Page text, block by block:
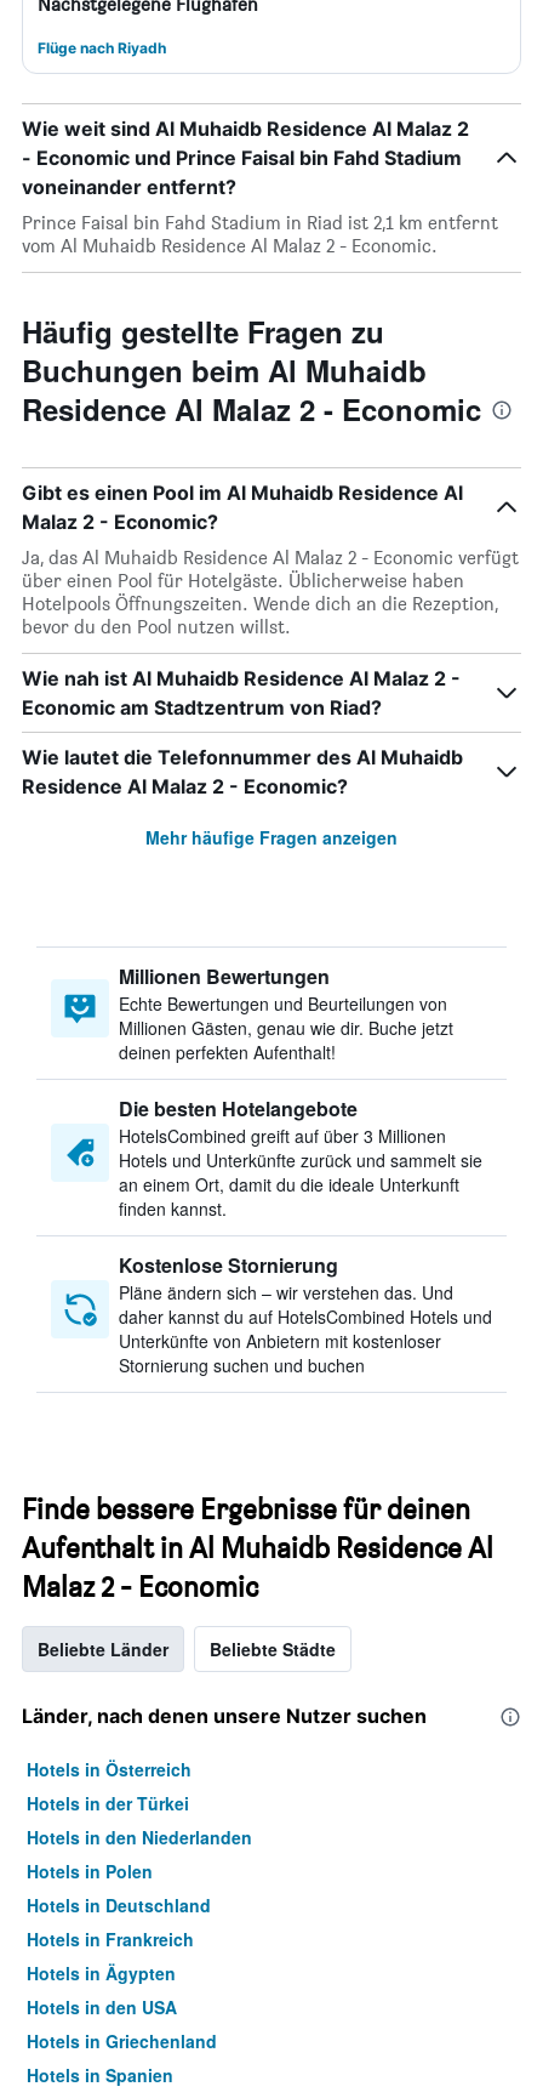
Flüge nach Riyadh
Wie weit sind Al Muhaidb Residence Al Malaz 2
- Economic und Prince Faisal bin Fahd Stadium
voneinander entfernt?
Prince Faisal bin Fahd Stadium in Riad ist 2,1 km entfernt
vom Al Muhaidb Residence Al Malaz 2 - Economic.
Häufig gestellte Fragen zu
Buchungen beim Al Muhaidb
Residence Al Malaz 2 - Economic
Gibt es einen Pool im Al Muhaidb Residence Al
Malaz 2 - Economic?
Ja, das Al Muhaidb Residence Al Malaz 2 - Economic verfügt
über einen Pool für Hotelgäste. Üblicherweise haben
Hotelpools Öffnungszeiten. Wende dich an die Rezeption,
bevor du den Pool nutzen willst.
Wie nah ist Al Muhaidb Residence Al Malaz 2 -
Economic am Stadtzentrum von Riad?
Wie lautet die Telefonnummer des Al Muhaidb
Residence Al Malaz 2 - Economic?
Mehr häufige Fragen anzeigen
Millionen Bewertungen
Echte Bewertungen und Beurteilungen von
Millionen Gästen, genau wie dir. Buche jetzt
deinen perfekten Aufenthalt!
Die besten Hotelangebote
HotelsCombined greift auf über 3 Millionen
Hotels und Unterkünfte zurück und sammelt sie
an einem Ort, damit du die ideale Unterkunft
finden kannst.
Kostenlose Stornierung
Pläne ändern sich – wir verstehen das. Und
daher kannst du auf HotelsCombined Hotels und
Unterkünfte von Anbietern mit kostenloser
Stornierung suchen und buchen
Finde bessere Ergebnisse für deinen
Aufenthalt in Al Muhaidb Residence Al
Malaz 2 - Economic
Beliebte Länder Beliebte Städte
Länder, nach denen unsere Nutzer suchen
Hotels in Österreich
Hotels in der Türkei
Hotels in den Niederlanden
Hotels in Polen
Hotels in Deutschland
Hotels in Frankreich
Hotels in Ägypten
Hotels in den USA
Hotels in Griechenland
Hotels in Spanien